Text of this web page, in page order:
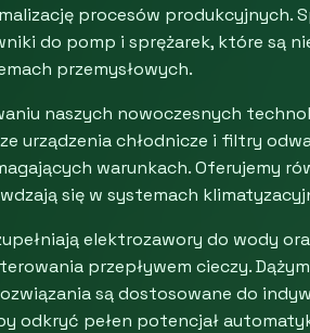
procesów produkcyjnych.
do pomp i sprężarek, które są
przemysłowych.
naszych nowoczesnych
urządzenia chłodnicze i filtry
warunkach. Oferujemy
się w systemach
elektrozawory do wody
przepływem cieczy.
są dostosowane do
odkryć pełen potencjał